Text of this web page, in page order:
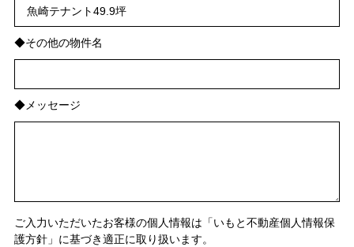
◆その他の物件名
◆メッセージ
ご入力いただいたお客様の個人情報は「いもと不動産個人情報保
護方針」に基づき適正に取り扱います。